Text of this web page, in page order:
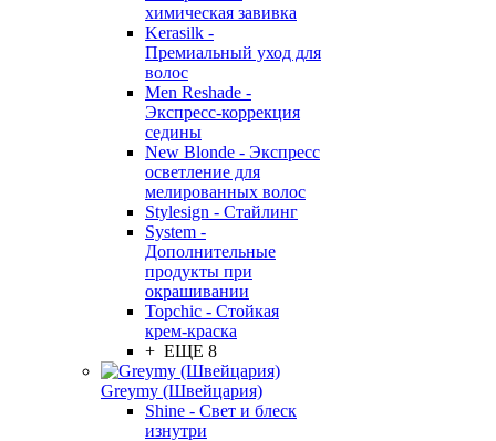
химическая завивка
Kerasilk -
Премиальный уход для
волос
Men Reshade -
Экспресс-коррекция
седины
New Blonde - Экспресс
осветление для
мелированных волос
Stylesign - Стайлинг
System -
Дополнительные
продукты при
окрашивании
Topchic - Стойкая
крем-краска
+ ЕЩЕ 8
Greymy (Швейцария)
Shine - Свет и блеск
изнутри